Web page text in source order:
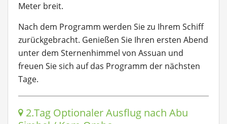
Meter breit.
Nach dem Programm werden Sie zu Ihrem Schiff
zurückgebracht. Genießen Sie Ihren ersten Abend
unter dem Sternenhimmel von Assuan und
freuen Sie sich auf das Programm der nächsten
Tage.
2.Tag Optionaler Ausflug nach Abu